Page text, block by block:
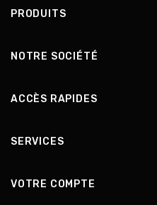
PRODUITS
NOTRE SOCIÉTÉ
ACCÈS RAPIDES
SERVICES
VOTRE COMPTE